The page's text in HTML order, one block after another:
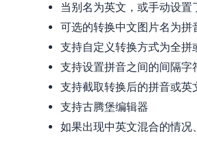
当别名为英文，或手动设
可选的转换中文图片名为拼
支持自定义转换方式为全拼
支持设置拼音之间的间隔字
支持截取转换后的拼音或英
支持古腾堡编辑器
如果出现中英文混合的情